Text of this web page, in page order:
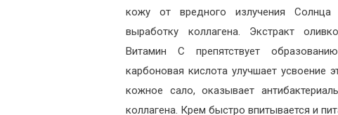
кожу от вредного излучения Солнца
выработку коллагена. Экстракт
Витамин С препятствует
карбоновая кислота улучшает усвоение
кожное сало, оказывает
коллагена. Крем быстро впитывается и